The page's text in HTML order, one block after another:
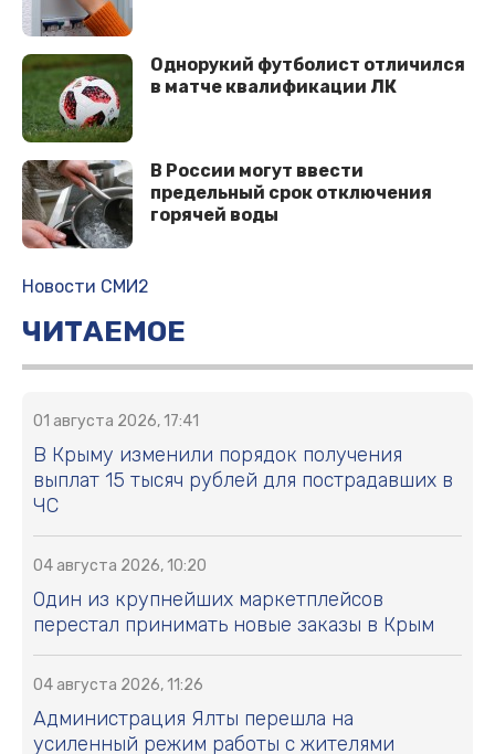
Однорукий футболист отличился
в матче квалификации ЛК
В России могут ввести
предельный срок отключения
горячей воды
Новости СМИ2
ЧИТАЕМОЕ
01 августа 2026, 17:41
В Крыму изменили порядок получения
выплат 15 тысяч рублей для пострадавших в
ЧС
04 августа 2026, 10:20
Один из крупнейших маркетплейсов
перестал принимать новые заказы в Крым
04 августа 2026, 11:26
Администрация Ялты перешла на
усиленный режим работы с жителями